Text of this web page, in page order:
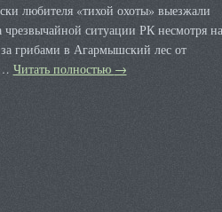
любителя «тихой охоты» выезжали
ситуации РК несмотря на
грибами в Агармышский лес от
Читать полностью →